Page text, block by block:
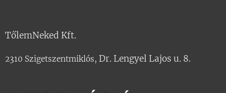
TőlemNeked Kft.
2310 Szigetszentmiklós, Dr. Lengyel Lajos u. 8.